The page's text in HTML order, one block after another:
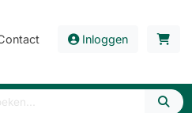
Inloggen